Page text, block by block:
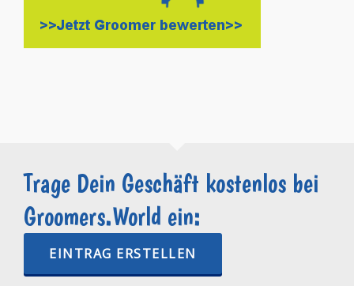
Trage Dein Geschäft kostenlos bei
Groomers.World ein:
EINTRAG ERSTELLEN